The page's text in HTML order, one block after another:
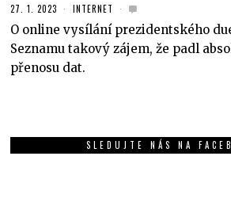
27. 1. 2023 INTERNET
O online vysílání prezidentského
Seznamu takový zájem, že padl
přenosu dat.
SLEDUJTE NÁS NA